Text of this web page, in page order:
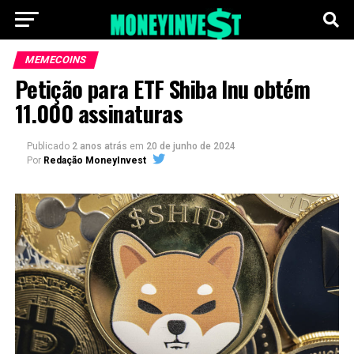
MEMECOINS
Petição para ETF Shiba Inu obtém
11.000 assinaturas
Publicado 2 anos atrás em 20 de junho de 2024
Por Redação MoneyInvest